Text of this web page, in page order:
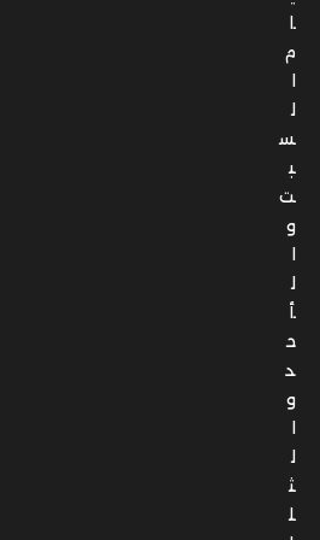
ا
م
ا
ل
س
ب
ت
و
ا
ل
أ
ح
د
و
ا
ل
ث
ل